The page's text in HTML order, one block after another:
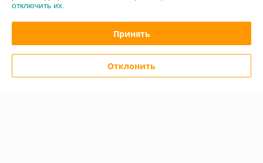
График работы
отключить их.
Принять
Отклонить